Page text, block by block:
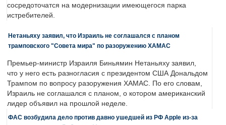
сосредоточатся на модернизации имеющегося парка
истребителей.
Нетаньяху заявил, что Израиль не соглашался с планом
трамповского "Совета мира" по разоружению ХАМАС
Премьер-министр Израиля Биньямин Нетаньяху заявил,
что у него есть разногласия с президентом США Дональдом
Трампом по вопросу разоружения ХАМАС. По его словам,
Израиль не соглашался с планом, о котором американский
лидер объявил на прошлой неделе.
ФАС возбудила дело против давно ушедшей из РФ Apple из-за